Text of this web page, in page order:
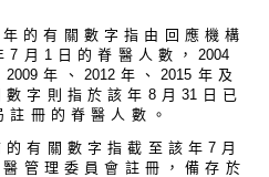
的有關數字指由回應機構
7月1日的脊醫人數， 2004
2009年、 201 2年、 2015年及
字則指於該年8月 31日已
註冊的脊醫人數。
有關數字指截至該年7月
管理委員會註冊，備存於